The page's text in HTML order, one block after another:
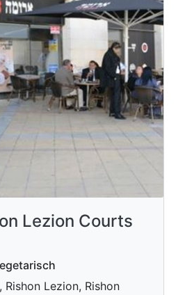
Lezion Courts
Lezion, Rishon